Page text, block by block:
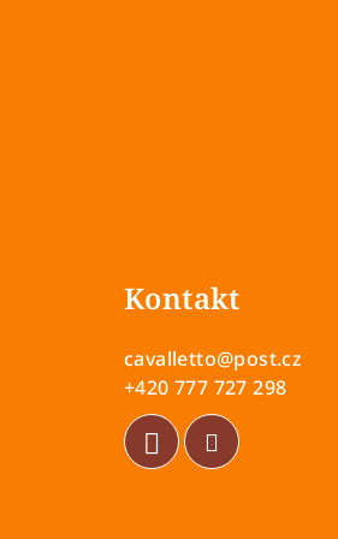
Kontakt
cavalletto@post.cz
+420 777 727 298